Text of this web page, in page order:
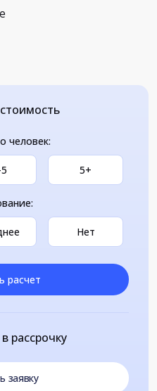
человек:
5+
Нет
расчет
рассрочку
заявку